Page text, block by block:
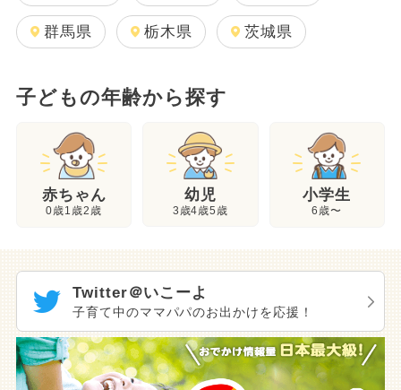
群馬県 栃木県 茨城県
子どもの年齢から探す
赤ちゃん
0歳1歳2歳
幼児
3歳4歳5歳
小学生
6歳〜
Twitter＠いこーよ
子育て中のママパパのお出かけを応援！